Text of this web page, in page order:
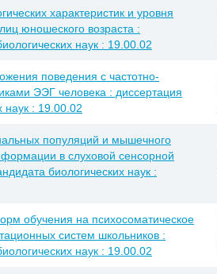
характеристик и уровня
юношеского возраста :
наук : 19.00.02
поведения с частотно-
ЭЭГ человека : диссертация
наук : 19.00.02
популяций и мышечного
в слуховой сенсорной
биологических наук :
обучения на психосоматическое
систем школьников :
наук : 19.00.02